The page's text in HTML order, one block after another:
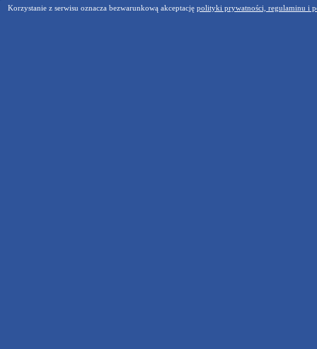
Korzystanie z serwisu oznacza bezwarunkową akceptację polityki prywatności, regulaminu i